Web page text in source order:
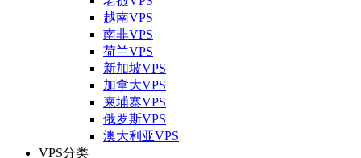
越南VPS
南非VPS
荷兰VPS
新加坡VPS
加拿大VPS
柬埔寨VPS
俄罗斯VPS
澳大利亚VPS
VPS分类